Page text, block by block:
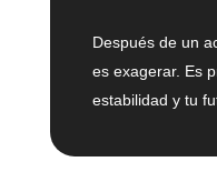
Después de un
es exagerar. Es
estabilidad y tu